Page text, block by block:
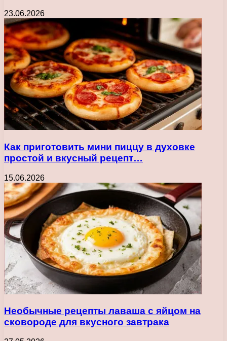
23.06.2026
Как приготовить мини пиццу в духовке
простой и вкусный рецепт…
15.06.2026
Необычные рецепты лаваша с яйцом на
сковороде для вкусного завтрака